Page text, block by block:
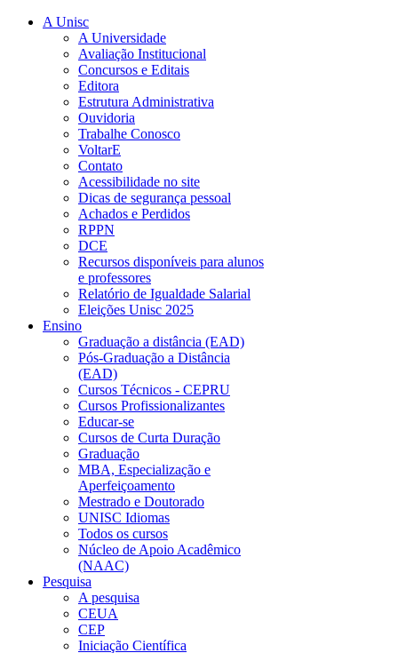
A Unisc
A Universidade
Avaliação Institucional
Concursos e Editais
Editora
Estrutura Administrativa
Ouvidoria
Trabalhe Conosco
VoltarE
Contato
Acessibilidade no site
Dicas de segurança pessoal
Achados e Perdidos
RPPN
DCE
Recursos disponíveis para alunos
e professores
Relatório de Igualdade Salarial
Eleições Unisc 2025
Ensino
Graduação a distância (EAD)
Pós-Graduação a Distância
(EAD)
Cursos Técnicos - CEPRU
Cursos Profissionalizantes
Educar-se
Cursos de Curta Duração
Graduação
MBA, Especialização e
Aperfeiçoamento
Mestrado e Doutorado
UNISC Idiomas
Todos os cursos
Núcleo de Apoio Acadêmico
(NAAC)
Pesquisa
A pesquisa
CEUA
CEP
Iniciação Científica